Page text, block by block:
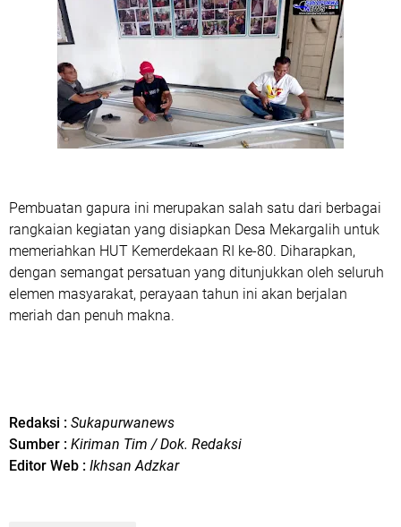
Pembuatan gapura ini merupakan salah satu dari berbagai
rangkaian kegiatan yang disiapkan Desa Mekargalih untuk
memeriahkan HUT Kemerdekaan RI ke-80. Diharapkan,
dengan semangat persatuan yang ditunjukkan oleh seluruh
elemen masyarakat, perayaan tahun ini akan berjalan
meriah dan penuh makna.
Redaksi : Sukapurwanews
Sumber : Kiriman Tim / Dok. Redaksi
Editor Web : Ikhsan Adzkar